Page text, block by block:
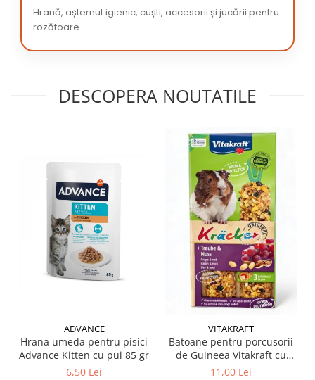
Hrană, așternut igienic, cuști, accesorii și jucării pentru
rozătoare.
DESCOPERA NOUTATILE
ADVANCE
Hrana umeda pentru pisici
Advance Kitten cu pui 85 gr
6,50 Lei
VITAKRAFT
Batoane pentru porcusorii
de Guineea Vitakraft cu
struguri & nuci 2 buc
11,00 Lei